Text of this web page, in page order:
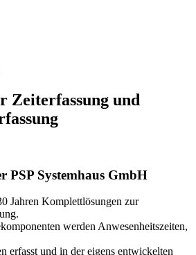
Zeiterfassung und
PSP Systemhaus GmbH
Jahren Komplettlösungen zur
werden Anwesenheitszeiten,
erfasst und in der eigens entwickelten